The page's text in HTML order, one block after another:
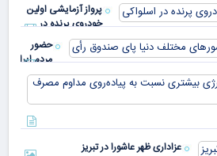
پرواز آزمایشی اولین
خودروی پرنده در
اسلواکی
حضور
مردم ایران
در
کشورهای
مختلف
دنیا پای
صندوق
عزاداری ظهر عاشورا در تبریز